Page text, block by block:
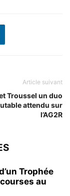
Article suivant
Troussel un duo
attendu sur
l’AG2R
Trophée
au